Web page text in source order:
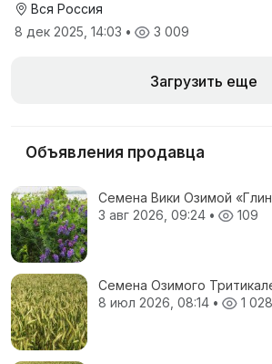
Вся Россия
8 дек 2025, 14:03 • 3 009
Загрузить еще
Объявления продавца
Семена Вики Озимой
3 авг 2026, 09:24 • 109
Семена Озимого
8 июл 2026, 08:14 • 1 028